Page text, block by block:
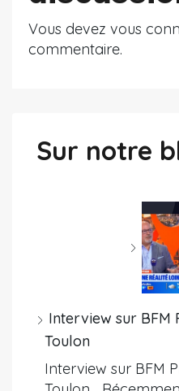
Vous devez vous
commentaire.
Sur notre
Interview sur BFM
Toulon
Interview sur BFM